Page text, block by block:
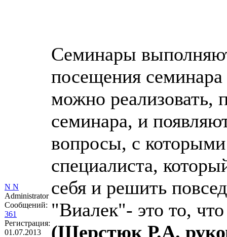
N N
Administrator
Сообщений:
361
Регистрация:
01.07.2013
Семинары
посещения
можно реализовать,
семинара, и
вопросы, с
специалиста,
себя и решить
"Виалек"- это то,
(Шерстюк Р.А.